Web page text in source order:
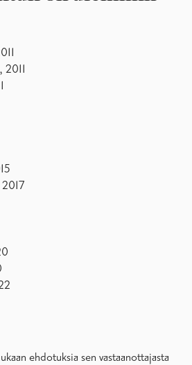
ehdotuksia sen vastaanottajasta